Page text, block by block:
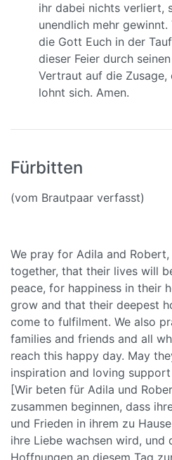
ihr dabei nichts verliert,
unendlich mehr
die Gott Euch in der
dieser Feier durch
Vertraut auf die Zusage,
lohnt sich. Amen.
Fürbitten
(vom Brautpaar verfasst)
We pray for Adila and
together, that their lives will
peace, for happiness in their
grow and that their deepest
come to fulfilment. We also
families and friends and all
reach this happy day. May
inspiration and loving
[Wir beten für Adila und
zusammen beginnen, dass
und Frieden in ihrem zu
ihre Liebe wachsen wird, und
Hoffnungen an diesem Tag